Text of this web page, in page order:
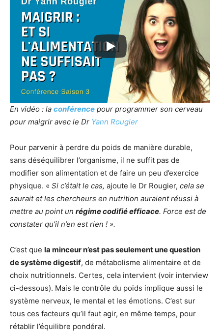
En vidéo : la conférence pour programmer son cerveau
pour maigrir avec le Dr Yann Rougier
Pour parvenir à perdre du poids de manière durable,
sans déséquilibrer l’organisme, il ne suffit pas de
modifier son alimentation et de faire un peu d’exercice
physique. « Si c’était le cas, ajoute le Dr Rougier, cela se
saurait et les chercheurs en nutrition auraient réussi à
mettre au point un régime codifié efficace. Force est de
constater qu’il n’en est rien ! ».
C’est que la minceur n’est pas seulement une question
de système digestif, de métabolisme alimentaire et de
choix nutritionnels. Certes, cela intervient (voir interview
ci-dessous). Mais le contrôle du poids implique aussi le
système nerveux, le mental et les émotions. C’est sur
tous ces facteurs qu’il faut agir, en même temps, pour
rétablir l’équilibre pondéral.